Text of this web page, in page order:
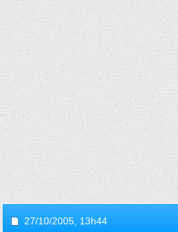
27/10/2005, 13h44